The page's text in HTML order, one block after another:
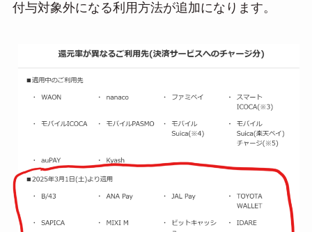
付与対象外になる利用方法が追加になります。